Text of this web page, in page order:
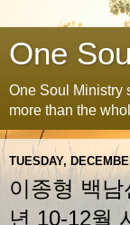
One
One Soul Ministry
more than the
TUESDAY,
이종형 백
년 10-12월